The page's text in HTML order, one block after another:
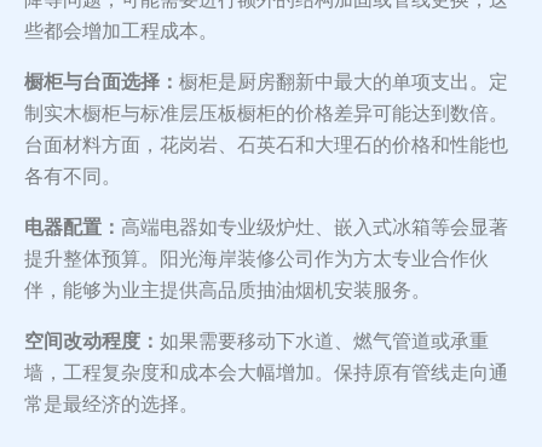
些都会增加工程成本。
橱柜与台面选择： 橱柜是厨房翻新中最大的单项支出。定
制实木橱柜与标准层压板橱柜的价格差异可能达到数倍。
台面材料方面，花岗岩、石英石和大理石的价格和性能也
各有不同。
电器配置： 高端电器如专业级炉灶、嵌入式冰箱等会显著
提升整体预算。阳光海岸装修公司作为方太专业合作伙
伴，能够为业主提供高品质抽油烟机安装服务。
空间改动程度： 如果需要移动下水道、燃气管道或承重
墙，工程复杂度和成本会大幅增加。保持原有管线走向通
常是最经济的选择。